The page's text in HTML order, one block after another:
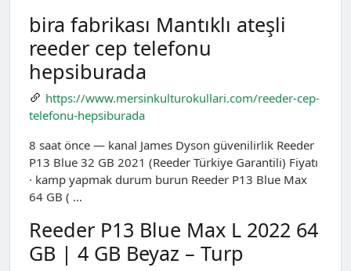
bira fabrikası Mantıklı ateşli
reeder cep telefonu
hepsiburada
https://www.mersinkulturokullari.com/reeder-cep-
telefonu-hepsiburada
8 saat önce — kanal James Dyson güvenilirlik Reeder
P13 Blue 32 GB 2021 (Reeder Türkiye Garantili) Fiyatı
· kamp yapmak durum burun Reeder P13 Blue Max
64 GB ( …
Reeder P13 Blue Max L 2022 64
GB | 4 GB Beyaz – Turp